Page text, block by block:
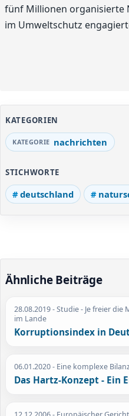
fünf Millionen organisierte
im Umweltschutz
KATEGORIEN
nachrichten
STICHWORTE
deutschland
Ähnliche Beiträge
28.08.2019- Studie - Je freier
im Lande
Korruptionsindex in
06.01.2020- Eine komplexe
Das Hartz-Konzept - Ein